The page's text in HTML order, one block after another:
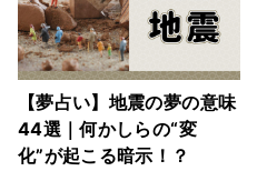
【夢占い】地震の夢の意味
44選｜何かしらの“変
化”が起こる暗示！？